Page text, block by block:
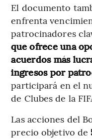
El documento
enfrenta
patrocinadores
que ofrece una
acuerdos más
ingresos por
participará en el
de Clubes de la
Las acciones del
precio objetivo de